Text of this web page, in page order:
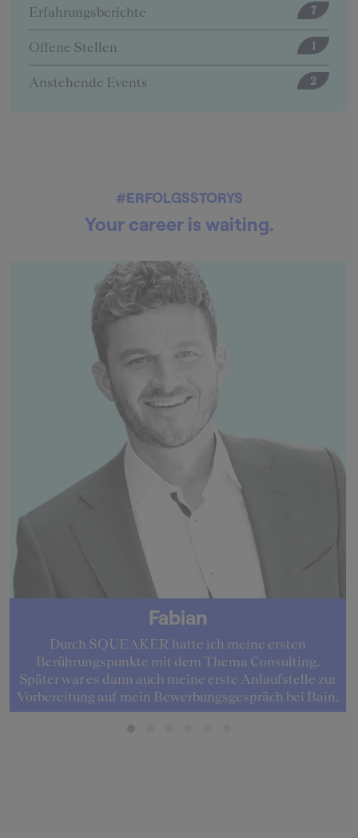
Erfahrungsberichte 12
Offene Stellen 5
#ERFOLGSSTORYS
Your career is waiting.
Fabian
Durch SQUEAKER hatte ich meine ersten
Berührungspunkte mit dem Thema Consulting.
Später war es dann auch meine erste Anlaufstelle zur
Vorbereitung auf mein Bewerbungsgespräch bei Bain.